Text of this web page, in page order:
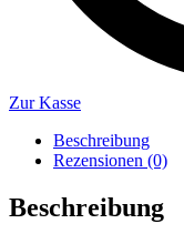
Zur Kasse
Beschreibung
Rezensionen (0)
Beschreibung